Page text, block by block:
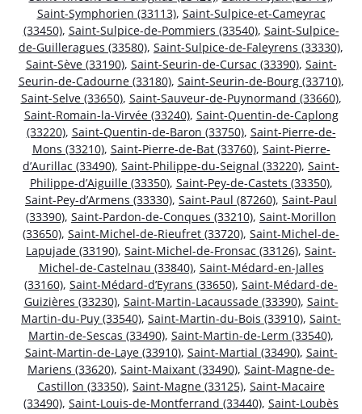
Saint-Symphorien (33113), Saint-Sulpice-et-Cameyrac
(33450), Saint-Sulpice-de-Pommiers (33540), Saint-Sulpice-
de-Guilleragues (33580), Saint-Sulpice-de-Faleyrens (33330),
Saint-Sève (33190), Saint-Seurin-de-Cursac (33390), Saint-
Seurin-de-Cadourne (33180), Saint-Seurin-de-Bourg (33710),
Saint-Selve (33650), Saint-Sauveur-de-Puynormand (33660),
Saint-Romain-la-Virvée (33240), Saint-Quentin-de-Caplong
(33220), Saint-Quentin-de-Baron (33750), Saint-Pierre-de-
Mons (33210), Saint-Pierre-de-Bat (33760), Saint-Pierre-
d’Aurillac (33490), Saint-Philippe-du-Seignal (33220), Saint-
Philippe-d’Aiguille (33350), Saint-Pey-de-Castets (33350),
Saint-Pey-d’Armens (33330), Saint-Paul (87260), Saint-Paul
(33390), Saint-Pardon-de-Conques (33210), Saint-Morillon
(33650), Saint-Michel-de-Rieufret (33720), Saint-Michel-de-
Lapujade (33190), Saint-Michel-de-Fronsac (33126), Saint-
Michel-de-Castelnau (33840), Saint-Médard-en-Jalles
(33160), Saint-Médard-d’Eyrans (33650), Saint-Médard-de-
Guizières (33230), Saint-Martin-Lacaussade (33390), Saint-
Martin-du-Puy (33540), Saint-Martin-du-Bois (33910), Saint-
Martin-de-Sescas (33490), Saint-Martin-de-Lerm (33540),
Saint-Martin-de-Laye (33910), Saint-Martial (33490), Saint-
Mariens (33620), Saint-Maixant (33490), Saint-Magne-de-
Castillon (33350), Saint-Magne (33125), Saint-Macaire
(33490), Saint-Louis-de-Montferrand (33440), Saint-Loubès